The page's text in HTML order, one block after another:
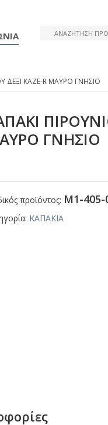
ΔΕΞΙ ΚΑΖΕ-R ΜΑΥΡΟ ΓΝΗΣΙΟ
ΓΝΗΣΙΟ
προϊόντος: Μ1-405-
ΚΑΠΑΚΙΑ